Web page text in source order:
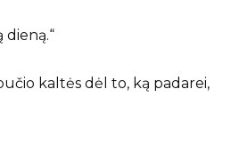
dieną.“
kaltės dėl to, ką padarei,